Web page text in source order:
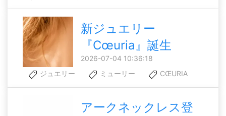
新ジュエリー
『Cœuria』誕生
2026-07-04 10:36:18
ジュエリー
ミューリー CŒURIA
アークネックレス登